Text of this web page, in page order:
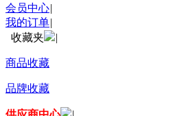
会员中心|
我的订单|
收藏夹
|
商品收藏
品牌收藏